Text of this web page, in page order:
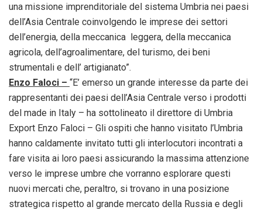
una missione imprenditoriale del sistema Umbria nei paesi
dell’Asia Centrale coinvolgendo le imprese dei settori
dell’energia, della meccanica leggera, della meccanica
agricola, dell’agroalimentare, del turismo, dei beni
strumentali e dell’ artigianato”.
Enzo Faloci – “E’ emerso un grande interesse da parte dei
rappresentanti dei paesi dell’Asia Centrale verso i prodotti
del made in Italy – ha sottolineato il direttore di Umbria
Export Enzo Faloci – Gli ospiti che hanno visitato l’Umbria
hanno caldamente invitato tutti gli interlocutori incontrati a
fare visita ai loro paesi assicurando la massima attenzione
verso le imprese umbre che vorranno esplorare questi
nuovi mercati che, peraltro, si trovano in una posizione
strategica rispetto al grande mercato della Russia e degli